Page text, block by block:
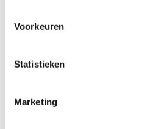
Voorkeuren
Statistieken
Marketing